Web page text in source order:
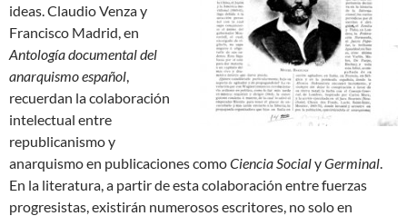
ideas. Claudio Venza y
Francisco Madrid, en
Antología documental del
anarquismo español
recuerdan la colaboración
intelectual entre
republicanismo y
anarquismo en publicaciones comoCiencia SocialyGerminal
En la literatura, a partir de esta colaboración entre fuerzas
progresistas, existirán numerosos escritores, no solo en